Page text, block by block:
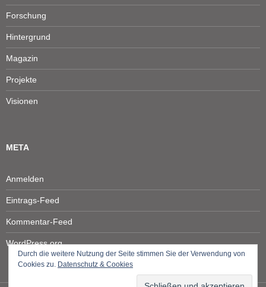
Forschung
Hintergrund
Magazin
Projekte
Visionen
META
Anmelden
Eintrags-Feed
Kommentar-Feed
WordPress.org
Durch die weitere Nutzung der Seite stimmen Sie der Verwendung von
Cookies zu. Datenschutz & Cookies